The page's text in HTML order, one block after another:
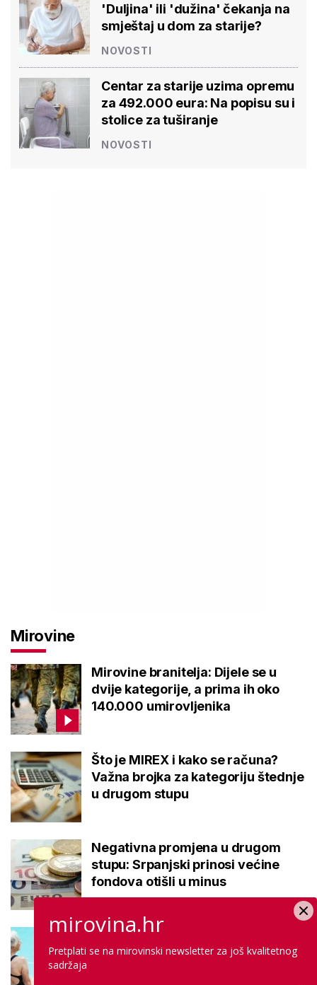
'Duljina' ili 'dužina' čekanja na
smještaj u dom za starije?
NOVOSTI
Centar za starije uzima opremu
za 492.000 eura: Na popisu su i
stolice za tuširanje
NOVOSTI
Mirovine
Mirovine branitelja: Dijele se u
dvije kategorije, a prima ih oko
140.000 umirovljenika
Što je MIREX i kako se računa?
Važna brojka za kategoriju štednje
u drugom stupu
Negativna promjena u drugom
stupu: Srpanjski prinosi većine
fondova otišli u minus
Kupanje u ovom gradu i sutra
besplatno: Građani se mogu
mirovina.hr
Pretplati se na mirovinski newsletter za još kvalitetnog
sadržaja